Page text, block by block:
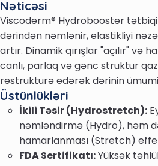
Nəticəsi
Viscoderm® Hydrobooster
dərindən nəmlənir, elastikliyi
artır. Dinamik qırışlar "açılır" və
canlı, parlaq və gənc struktur
restrukturə edərək dərinin ümumi
Üstünlükləri
İkili Təsir (Hydrostretch):
nəmləndirmə (Hydro), həm
hamarlanması (Stretch)
FDA Sertifikatı:Yüksək